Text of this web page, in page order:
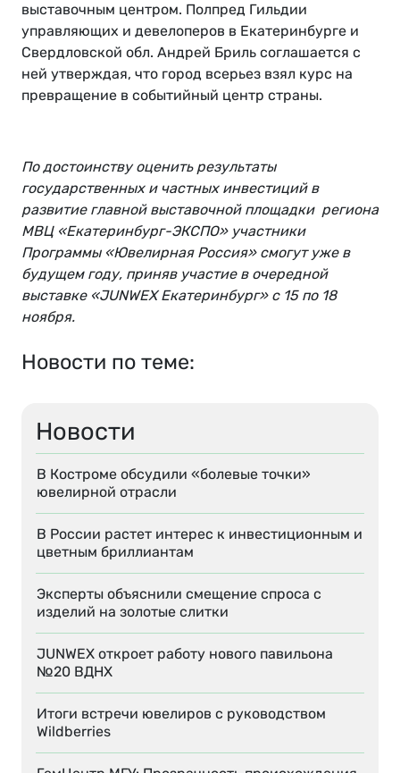
Новости
В Костроме обсудили «болевые точки»
ювелирной отрасли
В России растет интерес к инвестиционным и
цветным бриллиантам
Эксперты объяснили смещение спроса с
изделий на золотые слитки
JUNWEX откроет работу нового павильона
№20 ВДНХ
Итоги встречи ювелиров с руководством
Wildberries
выставочным центром. Полпред Гильдии
управляющих и девелоперов в Екатеринбурге и
Свердловской обл. Андрей Бриль соглашается с
ней утверждая, что город всерьез взял курс на
превращение в событийный центр страны.
По достоинству оценить результаты
государственных и частных инвестиций в
развитие главной выставочной площадки региона
МВЦ «Екатеринбург-ЭКСПО» участники
Программы «Ювелирная Россия» смогут уже в
будущем году, приняв участие в очередной
выставке «JUNWEX Екатеринбург» с 15 по 18
ноября.
Новости по теме: